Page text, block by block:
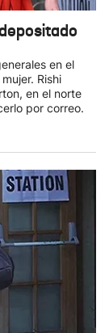
en el
Rishi
en el norte
por correo.